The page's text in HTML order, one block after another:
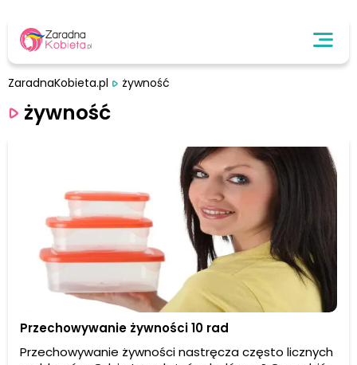
ZaradnaKobieta.pl żywność
żywność
Przechowywanie żywności 10 rad
Przechowywanie żywności nastręcza często licznych